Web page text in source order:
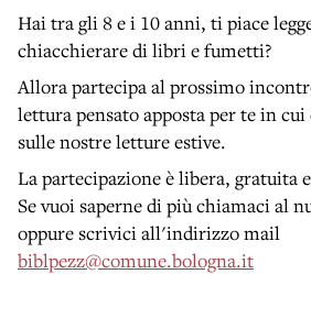
Hai tra gli 8 e i 10 anni, ti piace
chiacchierare di libri e fumetti?
Allora partecipa al prossimo
lettura pensato apposta per te in
sulle nostre letture estive.
La partecipazione è libera, gratuita
Se vuoi saperne di più chiamaci al
oppure scrivici all'indirizzo mail
biblpezz@comune.bologna.it